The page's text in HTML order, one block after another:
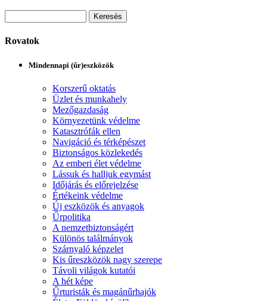
Rovatok
Mindennapi (űr)eszközök
Korszerű oktatás
Üzlet és munkahely
Mezőgazdaság
Környezetünk védelme
Katasztrófák ellen
Navigáció és térképészet
Biztonságos közlekedés
Az emberi élet védelme
Lássuk és halljuk egymást
Időjárás és előrejelzése
Értékeink védelme
Új eszközök és anyagok
Űrpolitika
A nemzetbiztonságért
Különös találmányok
Szárnyaló képzelet
Kis űreszközök nagy szerepe
Távoli világok kutatói
A hét képe
Űrturisták és magánűrhajók